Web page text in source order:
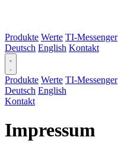
Produkte Werte TI-Messenger
Deutsch English Kontakt
Produkte Werte TI-Messenger
Deutsch English
Kontakt
Impressum